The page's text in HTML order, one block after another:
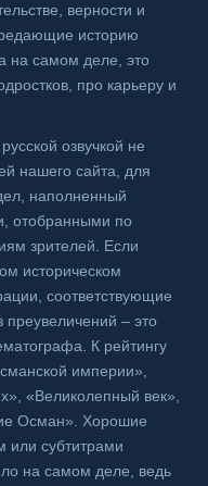
верности и
историю
на самом деле, это
про карьеру и
озвучкой не
нашего сайта, для
наполненный
отобранными по
зрителей. Если
историческом
соответствующие
– это
К рейтингу
империи»,
«Великолепный век»,
Осман». Хорошие
или субтитрами
на самом деле, ведь